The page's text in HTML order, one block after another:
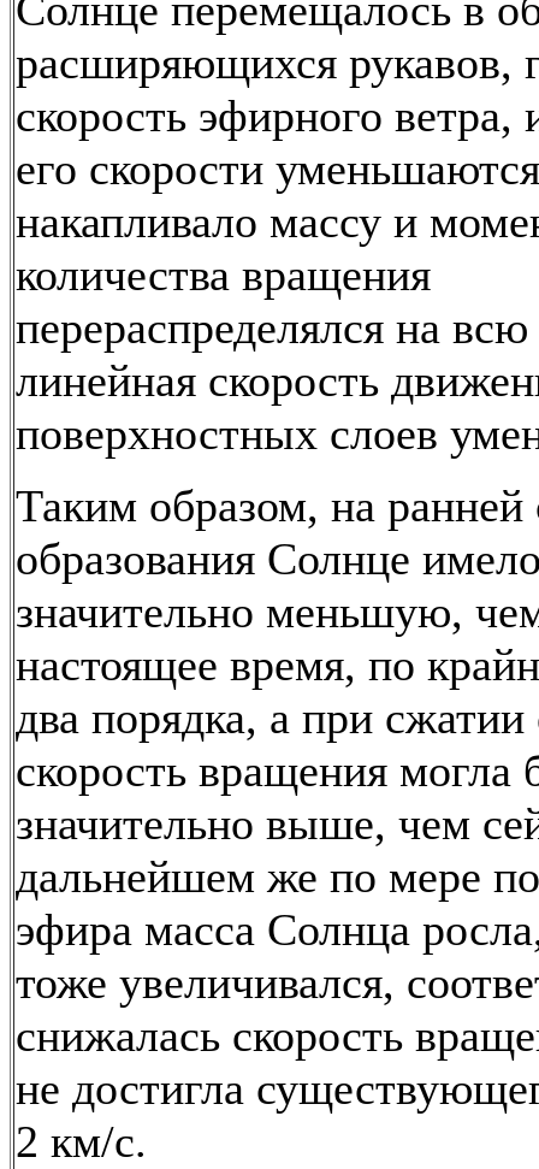
Солнце перемещалось в
расширяющихся рукавов,
скорость эфирного ветра,
его скорости
накапливало массу и
количества вращения
перераспределялся на
линейная скорость
поверхностных слоев
Таким образом, на ранней
образования Солнце
значительно меньшую,
настоящее время, по
два порядка, а при сжатии
скорость вращения могла
значительно выше, чем
дальнейшем же по мере
эфира масса Солнца
тоже увеличивался,
снижалась скорость
не достигла
2 км/с.